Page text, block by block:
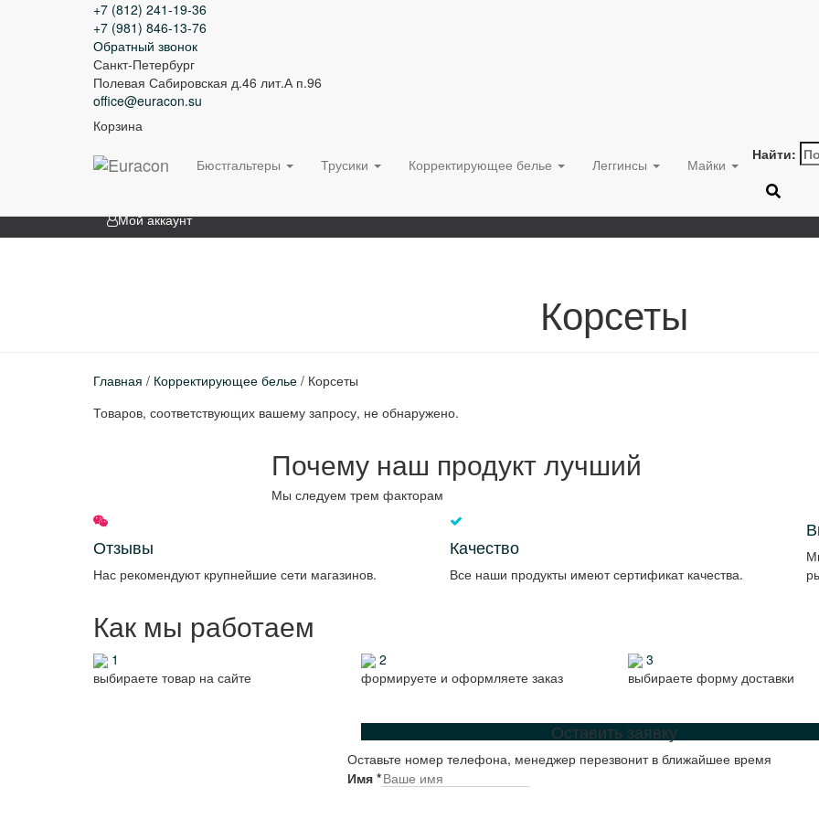
Главная
О нас
Оптовикам
Доставка и оплата
Контакты
Мой аккаунт
+7 (812) 241-19-36
+7 (981) 846-13-76
Обратный звонок
Санкт-Петербург
Полевая Сабировская д.46 лит.А п.96
office@euracon.su
Корзина
Бюстгальтеры Трусики Корректирующее белье Леггинсы Майки
Найти:
Корсеты
Главная / Корректирующее белье / Корсеты
Товаров, соответствующих вашему запросу, не обнаружено.
Почему наш продукт лучший
Мы следуем трем факторам
Отзывы
Нас рекомендуют крупнейшие сети магазинов.
Качество
Все наши продукты имеют сертификат качества.
Как мы работаем
1
выбираете товар на сайте
2
формируете и оформляете заказ
3
выбираете форму доставки
Оставить заявку
Оставьте номер телефона, менеджер перезвонит в ближайшее время
Имя *